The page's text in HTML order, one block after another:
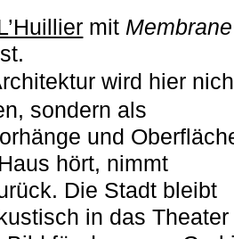
mit ­ Membrane
wird hier
sondern als
und
hört, nimmt
Die Stadt bleibt
in das Theater